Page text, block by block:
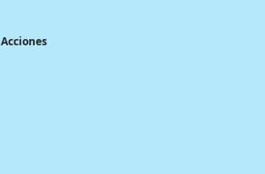
Acciones